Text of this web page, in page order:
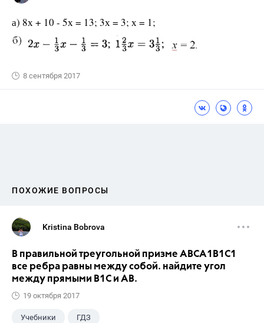
а) 8х + 10 - 5х = 13; 3х = 3; х = 1;
8 сентября 2017
ПОХОЖИЕ ВОПРОСЫ
Kristina Bobrova
В правильной треугольной призме АВСA1В1С1
все ребра равны между собой. найдите угол
между прямыми В1С и АВ.
19 октября 2017
Учебники ГДЗ